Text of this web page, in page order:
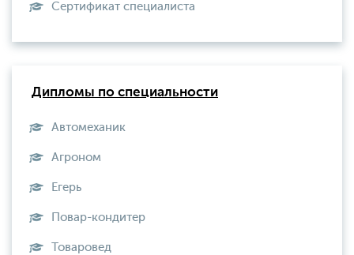
Сертификат специалиста
Дипломы по специальности
Автомеханик
Агроном
Егерь
Повар-кондитер
Товаровед